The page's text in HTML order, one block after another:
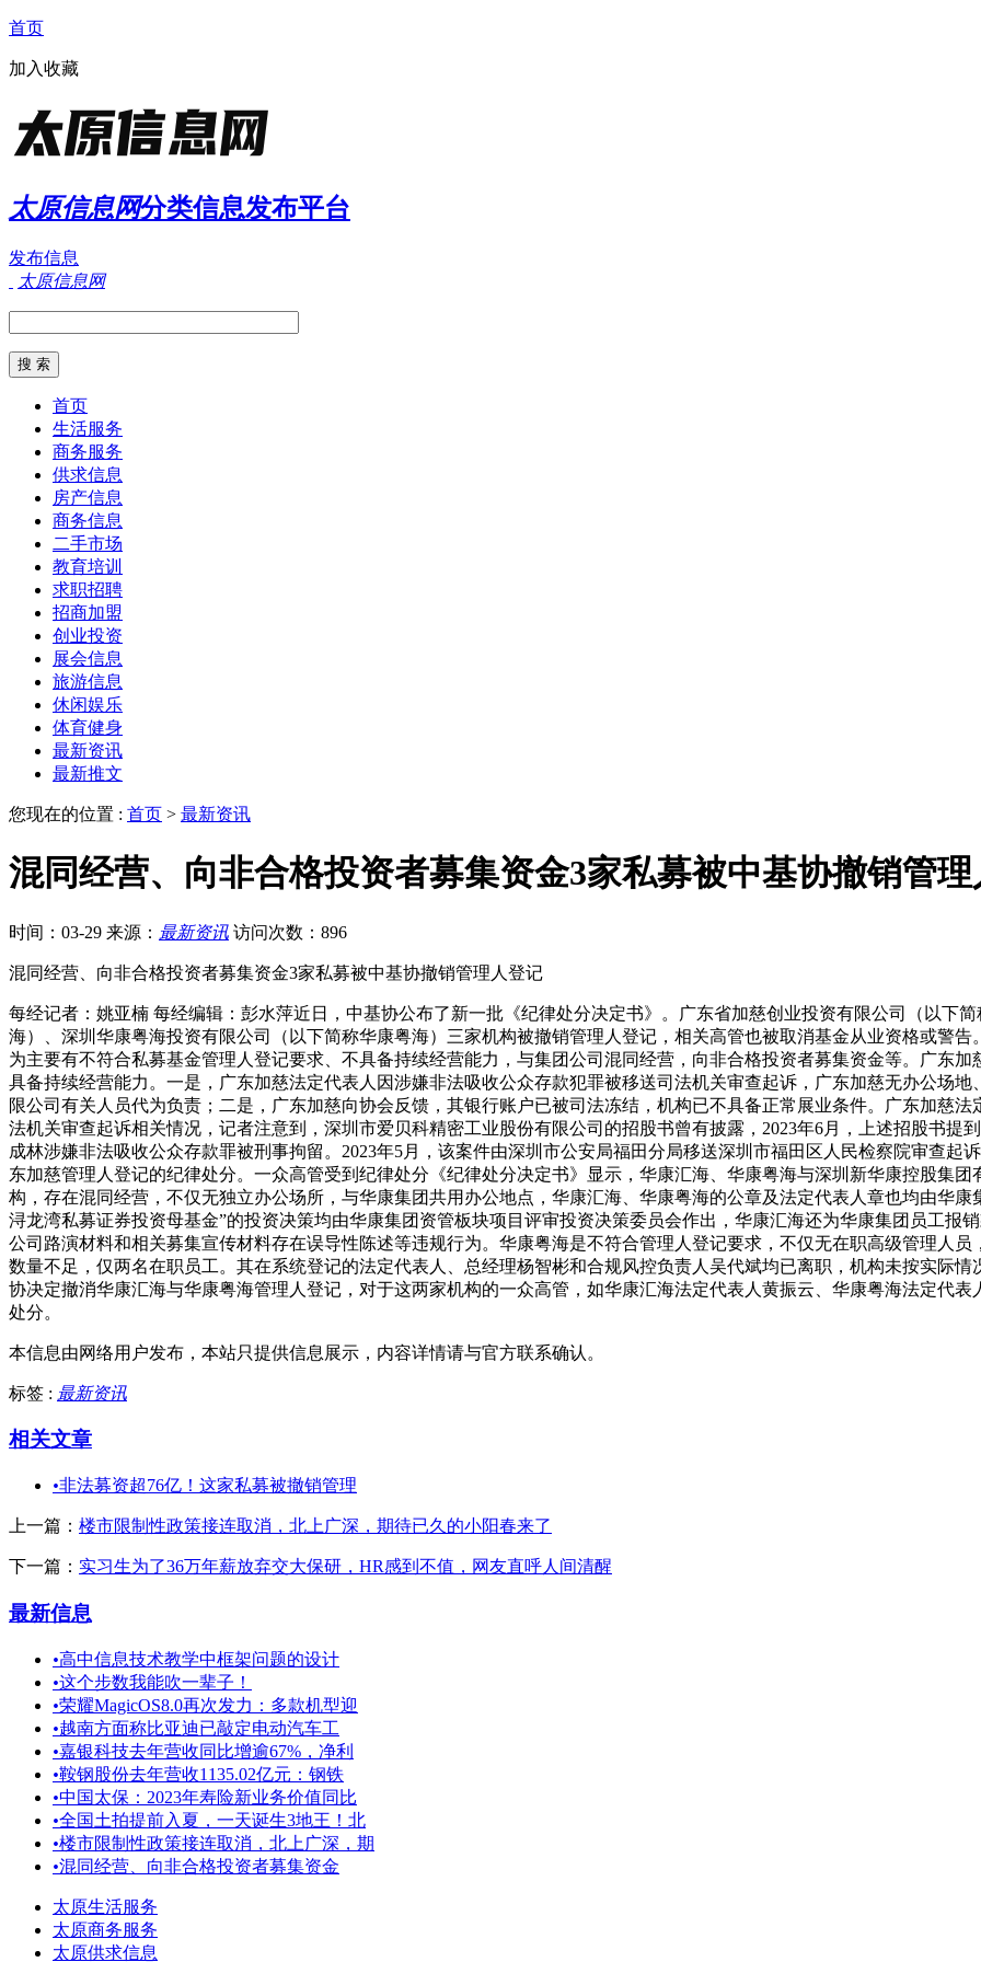
首页
加入收藏
太原信息网分类信息发布平台
发布信息
太原信息网
首页
生活服务
商务服务
供求信息
房产信息
商务信息
二手市场
教育培训
求职招聘
招商加盟
创业投资
展会信息
旅游信息
休闲娱乐
体育健身
最新资讯
最新推文
您现在的位置 : 首页 > 最新资讯
混同经营、向非合格投资者募集资金3家私募被中基协撤销管
时间：03-29 来源： 最新资讯 访问次数：896
混同经营、向非合格投资者募集资金3家私募被中基协撤销管理人登记
每经记者：姚亚楠 每经编辑：彭水萍近日，中基协公布了新一批《纪律处分决定书》。广东省加慈创业投资有限公司（以下
海）、深圳华康粤海投资有限公司（以下简称华康粤海）三家机构被撤销管理人登记，相关高管也被取消基金从业资格或警
为主要有不符合私募基金管理人登记要求、不具备持续经营能力，与集团公司混同经营，向非合格投资者募集资金等。广东
具备持续经营能力。一是，广东加慈法定代表人因涉嫌非法吸收公众存款犯罪被移送司法机关审查起诉，广东加慈无办公场
限公司有关人员代为负责；二是，广东加慈向协会反馈，其银行账户已被司法冻结，机构已不具备正常展业条件。广东加慈
法机关审查起诉相关情况，记者注意到，深圳市爱贝科精密工业股份有限公司的招股书曾有披露，2023年6月，上述招股书提
成林涉嫌非法吸收公众存款罪被刑事拘留。2023年5月，该案件由深圳市公安局福田分局移送深圳市福田区人民检察院审查起
东加慈管理人登记的纪律处分。一众高管受到纪律处分《纪律处分决定书》显示，华康汇海、华康粤海与深圳新华康控股集
构，存在混同经营，不仅无独立办公场所，与华康集团共用办公地点，华康汇海、华康粤海的公章及法定代表人章也均由华
浔龙湾私募证券投资母基金”的投资决策均由华康集团资管板块项目评审投资决策委员会作出，华康汇海还为华康集团员工报
公司路演材料和相关募集宣传材料存在误导性陈述等违规行为。华康粤海是不符合管理人登记要求，不仅无在职高级管理人
数量不足，仅两名在职员工。其在系统登记的法定代表人、总经理杨智彬和合规风控负责人吴代斌均已离职，机构未按实际
协决定撤消华康汇海与华康粤海管理人登记，对于这两家机构的一众高管，如华康汇海法定代表人黄振云、华康粤海法定代
处分。
本信息由网络用户发布， 本站只提供信息展示，内容详情请与官方联系确认。
标签 : 最新资讯
相关文章
•非法募资超76亿！这家私募被撤销管理
上一篇： 楼市限制性政策接连取消，北上广深，期待已久的小阳春来了
下一篇： 实习生为了36万年薪放弃交大保研，HR感到不值，网友直呼人间清醒
最新信息
•高中信息技术教学中框架问题的设计
•这个步数我能吹一辈子！
•荣耀MagicOS8.0再次发力：多款机型迎
•越南方面称比亚迪已敲定电动汽车工
•嘉银科技去年营收同比增逾67%，净利
•鞍钢股份去年营收1135.02亿元：钢铁
•中国太保：2023年寿险新业务价值同比
•全国土拍提前入夏，一天诞生3地王！北
•楼市限制性政策接连取消，北上广深，期
•混同经营、向非合格投资者募集资金
太原生活服务
太原商务服务
太原供求信息